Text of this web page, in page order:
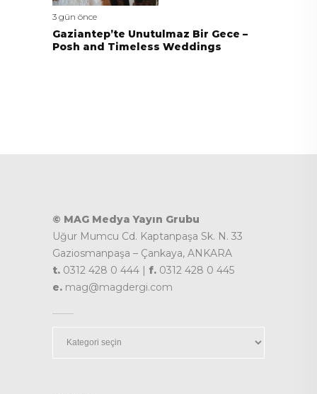
3 gün önce
Gaziantep’te Unutulmaz Bir Gece –
Posh and Timeless Weddings
© MAG Medya Yayın Grubu
Uğur Mumcu Cd. Kaptanpaşa Sk. N. 33
Gaziosmanpaşa – Çankaya, ANKARA
t. 0312 428 0 444 | f. 0312 428 0 445
e. mag@magdergi.com